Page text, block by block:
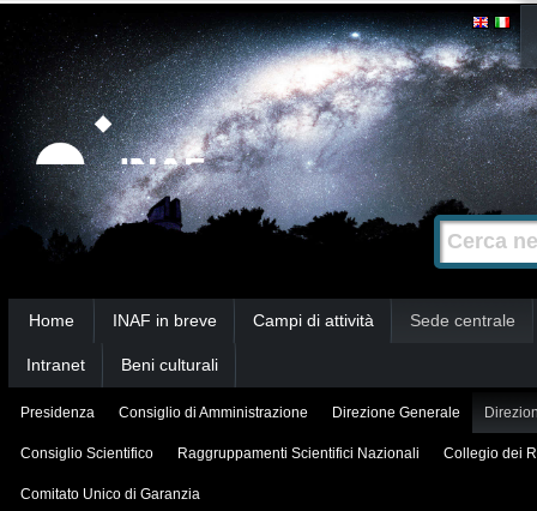
Strumenti
personali
Salta
contenuti.
|
Salta
alla
navigazione
Cerca nel
Ricerca
avanzata…
Home INAF in breve Campi di attività Sede centrale
Intranet Beni culturali
Presidenza Consiglio di Amministrazione Direzione Generale
Consiglio Scientifico Raggruppamenti Scientifici Nazionali Collegio dei
Comitato Unico di Garanzia